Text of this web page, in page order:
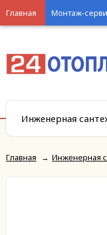
Главная Монтаж-
Инженерная
Главная → Инженерная